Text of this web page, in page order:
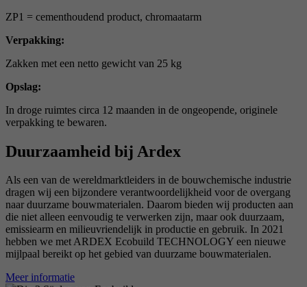
ZP1 = cementhoudend product, chromaatarm
Verpakking:
Zakken met een netto gewicht van 25 kg
Opslag:
In droge ruimtes circa 12 maanden in de ongeopende, originele
verpakking te bewaren.
Duurzaamheid bij Ardex
Als een van de wereldmarktleiders in de bouwchemische industrie
dragen wij een bijzondere verantwoordelijkheid voor de overgang
naar duurzame bouwmaterialen. Daarom bieden wij producten aan
die niet alleen eenvoudig te verwerken zijn, maar ook duurzaam,
emissiearm en milieuvriendelijk in productie en gebruik. In 2021
hebben we met ARDEX Ecobuild TECHNOLOGY een nieuwe
mijlpaal bereikt op het gebied van duurzame bouwmaterialen.
Meer informatie